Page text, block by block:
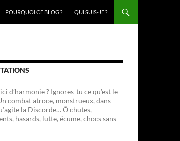
POURQUOI CE BLOG ? QUI SUIS-JE ?
d’harmonie ? Ignores-tu ce qu’est le
combat atroce, monstrueux, dans
la Discorde… Ô chutes,
hasards, lutte, écume, chocs sans